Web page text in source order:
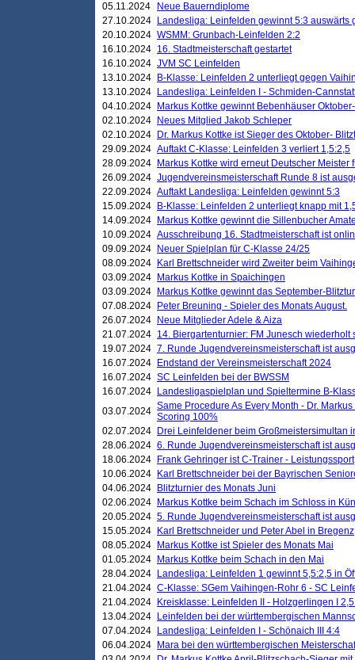
05.11.2024
Neue Bauerndiplome
27.10.2024
Landesliga: Leinfelden gewinnt 5:3 auswärts
20.10.2024 WSMM: Grunbach-Leinfelden 2:2
16.10.2024 16. Stadtmeisterschaft gestartet
16.10.2024 JVM SC Leinfelden
13.10.2024
B-Klasse: Leinfelden 2 unterliegt gegen
13.10.2024
Landesliga: Leinfelden I - Schmiden-
04.10.2024
Markus Kottke gewinnt Bebenhäuser
02.10.2024
Neues Mitglied Jakob Schleper
02.10.2024
Dr. Markus Kottke ist Sieger des Oktober-
29.09.2024 Auftakt C-Klasse: Leinfelden 3 verliert 1,5:2,5
28.09.2024
Markus Kottke wird erneut Deutscher Meister
26.09.2024 Jugendvereinsmeisterschaft Runde 8 ist
22.09.2024 Auftakt Landesliga: Leinfelden gewinnt 5:3
15.09.2024
B-Klasse: Leinfelden 2 unterliegt knapp mit
14.09.2024
Markus Kottke gewinnt die Sillenbucher
10.09.2024 Ausschreibung 16. Stadtmeisterschaft ist
09.09.2024
Neuer Spielplan für C-Klasse 24/25
08.09.2024
Karl Brettschneider wird Zweiter beim
03.09.2024
Markus Kottke in Spaichingen
03.09.2024
Markus Kottke gewinnt das September-
07.08.2024
Peter Breuning - Spieler des Monats August.
26.07.2024
Neue Mitglieder Adele & Aiza
21.07.2024 14. Biergartenturnier: FM Junesch wiederholt
19.07.2024 7. Runde Jugendvereinsmeisterschaft ist
16.07.2024
Endstand der Vereinsmeisterschaft 2024
16.07.2024 SC Leinfelden bei der BWSSM
16.07.2024
Landesligaspielplan und Spieltermine B-
03.07.2024 Same Procedure As Every Month - Dr.
Scoring 100%
02.07.2024
Drei Leinfeldener beim Großmeistersimultan
28.06.2024 6. Runde Jugendvereinsmeisterschaft ist
18.06.2024
Frank Gehringer ist C-Trainer - Leistungssport
10.06.2024
Karl Brettschneider bei der Bayrischen
04.06.2024
Blitzturnier des Monats Juni
02.06.2024
Markus Kottke beim Schach im Schloss in
20.05.2024 5. Runde Jugendvereinsmeisterschaft ist
15.05.2024
Karl Brettschneider und Peter Abel in Bregenz
08.05.2024
Markus Kottke ist Spieler des Monats Mai
01.05.2024
Markus Kottke beim Schach in den Mai
28.04.2024
Landesliga: Leinfelden 1 gewinnt 5,5:2,5 in
21.04.2024 C-Klasse: SGem Vaihingen-Rohr 6 - SC
21.04.2024
Kreisklasse: Leinfelden II - Holzgerlingen I
13.04.2024
Leinfelden bei der württembergischen
07.04.2024
Landesliga: Leinfelden I - Schönaich III 4:4
06.04.2024
Mara bei den württembergischen